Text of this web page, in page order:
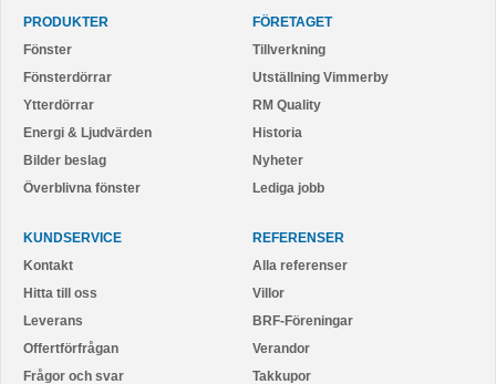
PRODUKTER
Fönster
Fönsterdörrar
Ytterdörrar
Energi & Ljudvärden
Bilder beslag
Överblivna fönster
FÖRETAGET
Tillverkning
Utställning Vimmerby
RM Quality
Historia
Nyheter
Lediga jobb
KUNDSERVICE
Kontakt
Hitta till oss
Leverans
Offertförfrågan
Frågor och svar
REFERENSER
Alla referenser
Villor
BRF-Föreningar
Verandor
Takkupor